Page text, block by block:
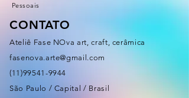
Pessoais
CONTATO
Ateliê Fase NOva art, craft, cerâmica
fasenova.arte@gmail.com
(11)99541-9944
São Paulo / Capital / Brasil